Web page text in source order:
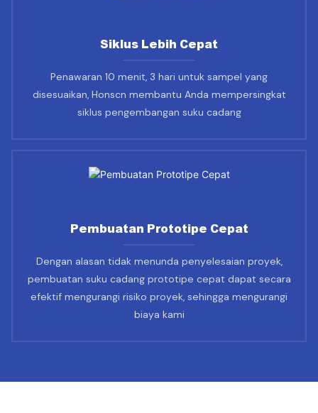
Siklus Lebih Cepat
Penawaran 10 menit, 3 hari untuk sampel yang
disesuaikan, Honscn membantu Anda mempersingkat
siklus pengembangan suku cadang
Pembuatan Prototipe Cepat
Dengan alasan tidak menunda penyelesaian proyek,
pembuatan suku cadang prototipe cepat dapat secara
efektif mengurangi risiko proyek, sehingga mengurangi
biaya kami